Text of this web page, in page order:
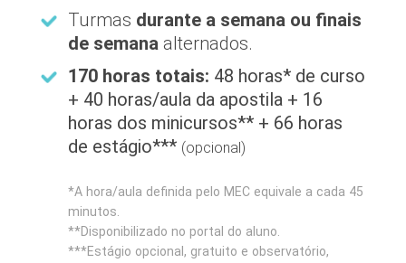
Turmas durante a semana ou finais
de semanaalternados.
170 horas totais: 48 horas* de curso
+ 40 horas/aula da apostila + 16
horas dos minicursos** + 66 horas
de estágio*** (opcional)
*A hora/aula definida pelo MEC equivale a cada 45
minutos.
**Disponibilizado no portal do aluno.
***Estágio opcional, gratuito e observatório,